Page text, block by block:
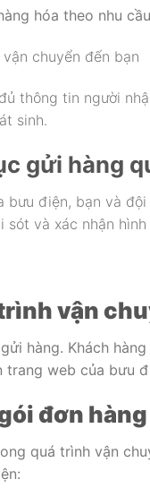
hóa theo nhu
chuyển đến bạn
thông tin người
sinh.
gửi hàng
điện, bạn và
và xác nhận
vận
hàng. Khách
web của bưu
đơn
quá trình vận